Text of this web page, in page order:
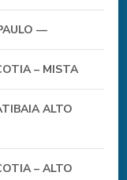
—
– MISTA
ALTO
– ALTO